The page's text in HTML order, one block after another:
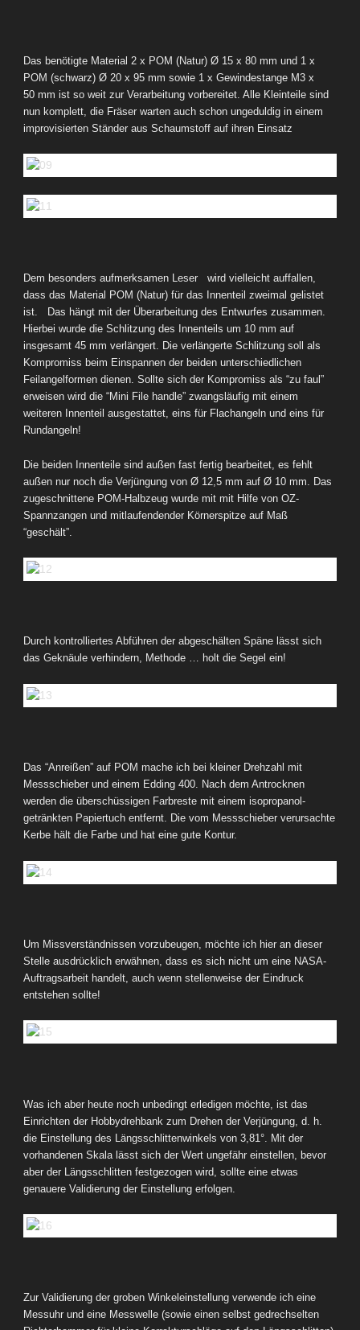
Das benötigte Material 2 x POM (Natur) Ø 15 x 80 mm und 1 x
POM (schwarz) Ø 20 x 95 mm sowie 1 x Gewindestange M3 x
50 mm ist so weit zur Verarbeitung vorbereitet. Alle Kleinteile sind
nun komplett, die Fräser warten auch schon ungeduldig in einem
improvisierten Ständer aus Schaumstoff auf ihren Einsatz
Dem besonders aufmerksamen Leser wird vielleicht auffallen,
dass das Material POM (Natur) für das Innenteil zweimal gelistet
ist. Das hängt mit der Überarbeitung des Entwurfes zusammen.
Hierbei wurde die Schlitzung des Innenteils um 10 mm auf
insgesamt 45 mm verlängert.
Die verlängerte Schlitzung soll als
Kompromiss beim Einspannen der beiden unterschiedlichen
Feilangelformen dienen. Sollte sich der Kompromiss als “zu faul”
erweisen wird die “Mini File handle” zwangsläufig mit einem
weiteren Innenteil ausgestattet, eins für Flachangeln und eins für
Rundangeln!
Die beiden Innenteile sind außen fast fertig bearbeitet, es fehlt
außen nur noch die Verjüngung von Ø 12,5 mm auf Ø 10 mm. Das
zugeschnittene POM-Halbzeug wurde mit mit Hilfe von OZ-
Spannzangen und mitlaufendender Körnerspitze auf Maß
“geschält”.
Durch kontrolliertes Abführen der abgeschälten Späne lässt sich
das Geknäule verhindern, Methode … holt die Segel ein!
Das “Anreißen” auf POM mache ich bei kleiner Drehzahl mit
Messschieber und einem Edding 400. Nach dem Antrocknen
werden die überschüssigen Farbreste mit einem isopropanol-
getränkten Papiertuch entfernt. Die vom Messschieber verursachte
Kerbe hält die Farbe und hat eine gute Kontur.
Um Missverständnissen vorzubeugen, möchte ich hier an dieser
Stelle ausdrücklich erwähnen, dass es sich nicht um eine NASA-
Auftragsarbeit handelt, auch wenn stellenweise der Eindruck
entstehen sollte!
Was ich aber heute noch unbedingt erledigen möchte, ist das
Einrichten der Hobbydrehbank zum Drehen der Verjüngung, d. h.
die Einstellung des Längsschlittenwinkels von 3,81°. Mit der
vorhandenen Skala lässt sich der Wert ungefähr einstellen, bevor
aber der Längsschlitten festgezogen wird, sollte eine etwas
genauere Validierung der Einstellung erfolgen.
Zur Validierung der groben Winkeleinstellung verwende ich eine
Messuhr und eine Messwelle (sowie einen selbst gedrechselten